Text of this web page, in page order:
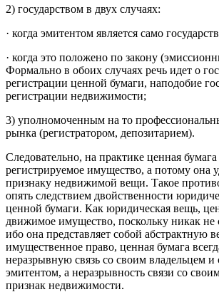
2) государством в двух случаях:
· когда эмитентом является само
· когда это положено по закону
Формально в обоих случаях речь идет о
регистрации ценной бумаги, наподобие
регистрации недвижимости;
3) уполномоченным на то
рынка (регистратором, депозитарием).
Следовательно, на практике ценная бумага
регистрируемое имущество, а потому она
признаку недвижимой вещи. Такое
опять следствием двойственности
ценной бумаги. Как юридическая вещь,
движимое имущество, поскольку никак не
ибо она представляет собой абстрактную
имущественное право, ценная бумага
неразрывную связь со своим владельцем и
эмитентом, а неразрывность связи со
признак недвижимости.